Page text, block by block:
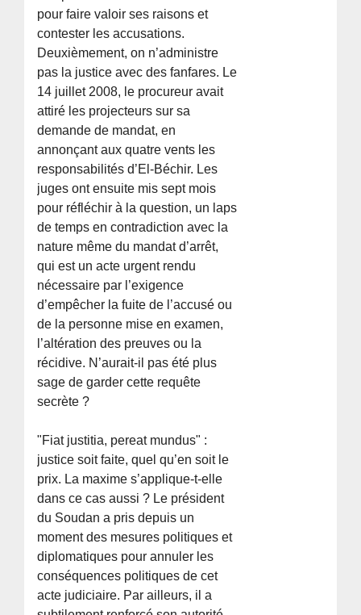
pour faire valoir ses raisons et
contester les accusations.
Deuxièmement, on n’administre
pas la justice avec des fanfares. Le
14 juillet 2008, le procureur avait
attiré les projecteurs sur sa
demande de mandat, en
annonçant aux quatre vents les
responsabilités d’El-Béchir. Les
juges ont ensuite mis sept mois
pour réfléchir à la question, un laps
de temps en contradiction avec la
nature même du mandat d’arrêt,
qui est un acte urgent rendu
nécessaire par l’exigence
d’empêcher la fuite de l’accusé ou
de la personne mise en examen,
l’altération des preuves ou la
récidive. N’aurait-il pas été plus
sage de garder cette requête
secrète ?
"Fiat justitia, pereat mundus" :
justice soit faite, quel qu’en soit le
prix. La maxime s’applique-t-elle
dans ce cas aussi ? Le président
du Soudan a pris depuis un
moment des mesures politiques et
diplomatiques pour annuler les
conséquences politiques de cet
acte judiciaire. Par ailleurs, il a